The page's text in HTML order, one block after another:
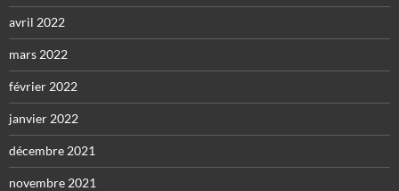
avril 2022
mars 2022
février 2022
janvier 2022
décembre 2021
novembre 2021